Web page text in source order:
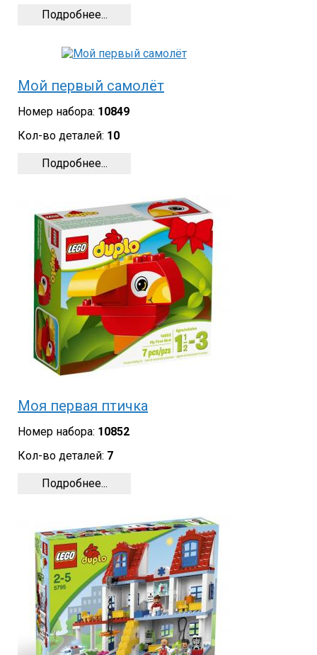
Подробнее...
Мой первый самолёт
Номер набора: 10849
Кол-во деталей: 10
Подробнее...
Моя первая птичка
Номер набора: 10852
Кол-во деталей: 7
Подробнее...